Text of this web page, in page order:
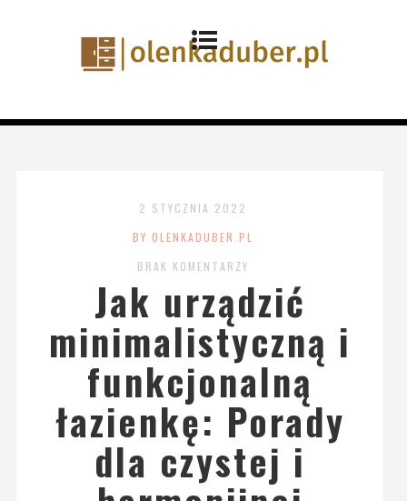
2 STYCZNIA 2022
BY OLENKADUBER.PL
BRAK KOMENTARZY
Jak urządzić
minimalistyczną i
funkcjonalną
łazienkę: Porady
dla czystej i